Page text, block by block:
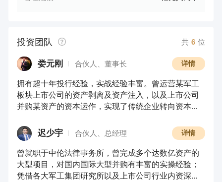
投资团队 共 6 位
娄元刚 合伙人、董事长
拥有超十年投行经验，实战经验丰富。曾运营某军工
板块上市公司的资产剥离及资产注入，以及上市公司
并购某资产的资本运作，实现了传统企业转向资本...
详情
迟少宇 合伙人、总经理
曾就职于中伦法律事务所，曾完成多个达数亿资产的
大型项目，对国内国际大型并购有丰富的实操经验；
凭借各大军工集团研究所以及上市公司行业内资深...
详情